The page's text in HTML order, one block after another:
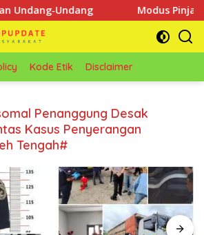
Modus Pinjam
Kode Etik Disclaimer
Penanggung Desak
Kasus Penyerangan
Tengah#